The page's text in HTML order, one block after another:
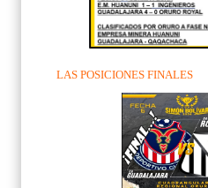
LAS POSICIONES FINALES